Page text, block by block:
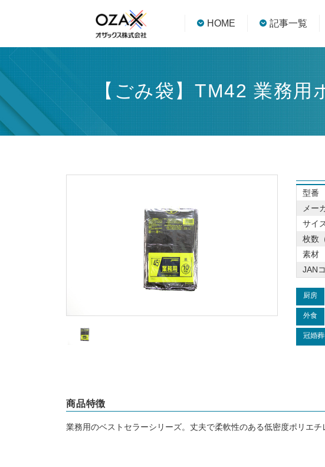
HOME 記事一覧
【ごみ袋】TM42 業務用
型番
メー
サイ
枚数
素材
JAN
厨房
外食
冠婚
商品特徴
業務用のベストセラーシリーズ。丈夫で柔軟性のある低密度ポリエチ